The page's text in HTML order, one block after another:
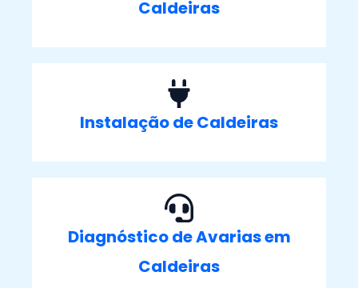
Caldeiras
Instalação de Caldeiras
Diagnóstico de Avarias em
Caldeiras